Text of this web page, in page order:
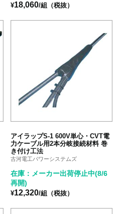
¥18,060/組（税抜）
アイラップS-1 600V単心・CVT電
力ケーブル用2本分岐接続材料 巻
き付け工法
古河電工パワーシステムズ
在庫：メーカー出荷停止中(8/6
再開)
¥12,320/組（税抜）